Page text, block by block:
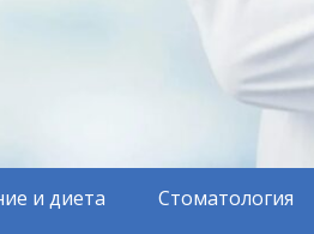
и диета Стоматология